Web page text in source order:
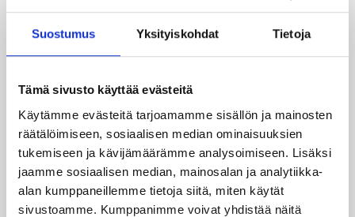
Suostumus Yksityiskohdat Tietoja
Tämä sivusto käyttää evästeitä
Käytämme evästeitä tarjoamamme sisällön ja mainosten
räätälöimiseen, sosiaalisen median ominaisuuksien
tukemiseen ja kävijämäärämme analysoimiseen. Lisäksi
jaamme sosiaalisen median, mainosalan ja analytiikka-
alan kumppaneillemme tietoja siitä, miten käytät
sivustoamme. Kumppanimme voivat yhdistää näitä
Tukholmassa –
harvinaislaatuinen voitto
Liettuasta
Liettuasta Tukholmassa pelatussa maaottelussa.
Susiladies voitti vakuuttavasti Liettuan 81-70
(48-36) Elina Aarnisalon 22 pisteen
johdattamana. Suomi pelaa Tukholmassa vielä
toisen ottelun, kun huomenna vastaan tulee
Ruotsi.